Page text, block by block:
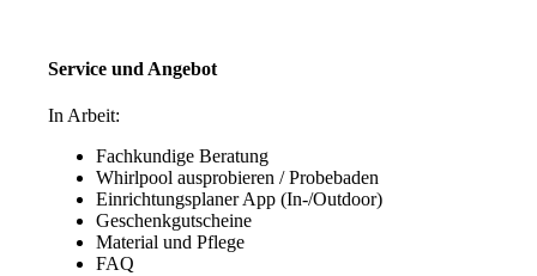
Service und Angebot
In Arbeit:
Fachkundige Beratung
Whirlpool ausprobieren / Probebaden
Einrichtungsplaner App (In-/Outdoor)
Geschenkgutscheine
Material und Pflege
FAQ